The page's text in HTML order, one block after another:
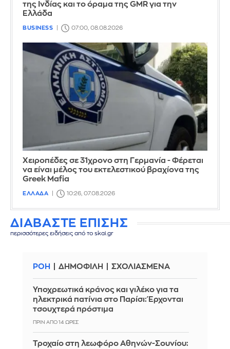
της Ινδίας και το όραμα της GMR για την
Ελλάδα
BUSINESS 07:00, 08.08.2026
Χειροπέδες σε 31χρονο στη Γερμανία - Φέρεται
να είναι μέλος του εκτελεστικού βραχίονα της
Greek Mafia
ΕΛΛΑΔΑ 10:26, 07.08.2026
ΔΙΑΒΑΣΤΕ ΕΠΙΣΗΣ
περισσότερες ειδήσεις από το skai.gr
ΡΟΗ ΔΗΜΟΦΙΛΗ ΣΧΟΛΙΑΣΜΕΝΑ
Υποχρεωτικά κράνος και γιλέκο για τα
ηλεκτρικά πατίνια στο Παρίσι: Έρχονται
τσουχτερά πρόστιμα
ΠΡΙΝ ΑΠΌ 14 ΏΡΕΣ
Τροχαίο στη λεωφόρο Αθηνών-Σουνίου: